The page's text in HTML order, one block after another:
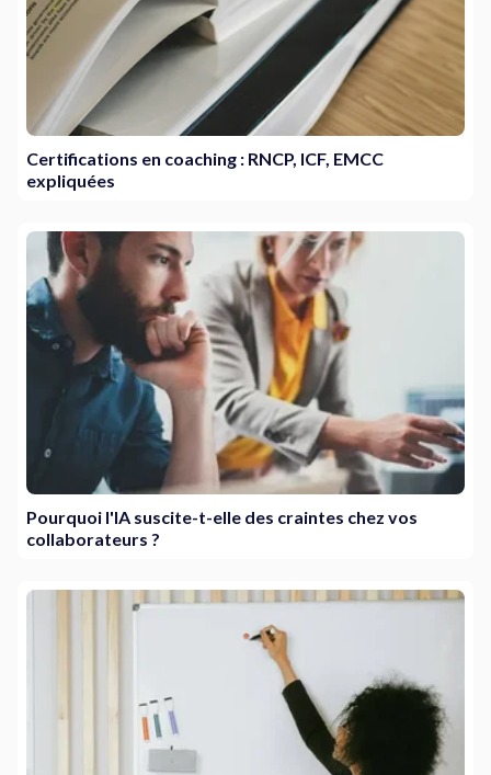
Certifications en coaching : RNCP, ICF, EMCC
expliquées
Pourquoi l'IA suscite-t-elle des craintes chez vos
collaborateurs ?